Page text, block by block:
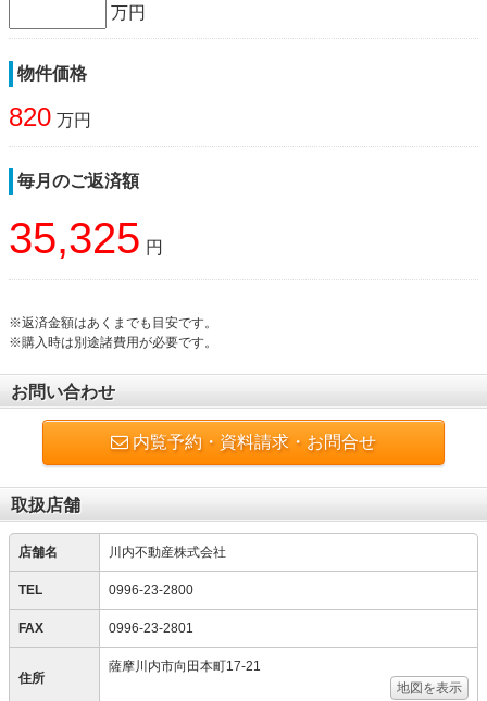
万円
物件価格
820 万円
毎月のご返済額
35,325 円
※返済金額はあくまでも目安です。
※購入時は別途諸費用が必要です。
お問い合わせ
内覧予約・資料請求・お問合せ
取扱店舗
店舗名 川内不動産株式会社
TEL 0996-23-2800
FAX 0996-23-2801
住所
薩摩川内市向田本町17-21
地図を表示